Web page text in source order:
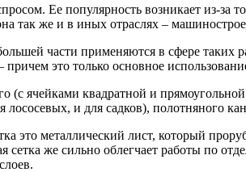
Ее популярность возникает из-за
так же и в иных отраслях –
части применяются в сфере таких
это только основное
(с ячейками квадратной и
и для садков), полотняного
это металлический лист, который
же сильно облегчает работы по